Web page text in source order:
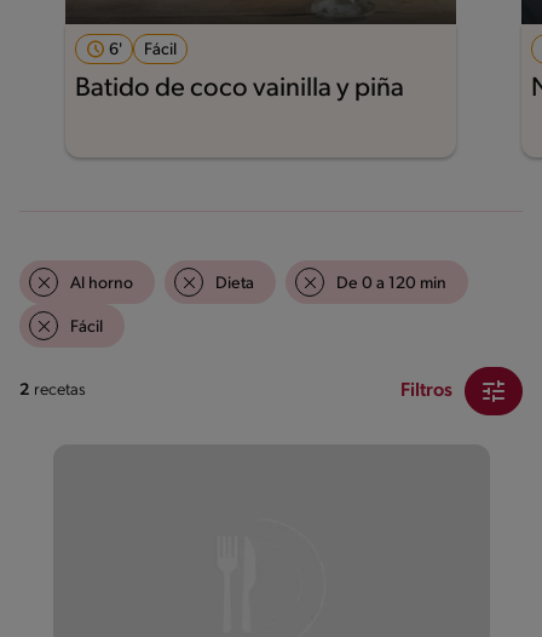
6' Fácil
Batido de coco vainilla y piña
Al horno Dieta De 0 a 120 min
Fácil
2 recetas Filtros